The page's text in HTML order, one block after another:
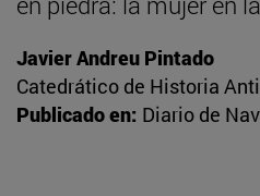
Javier Andreu Pintado
Catedrático de Historia
Publicado en: Diario de